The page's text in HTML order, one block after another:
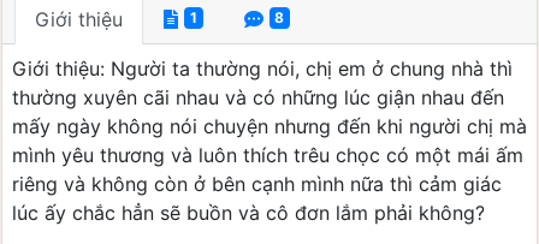
Giới thiệu 1 8
Giới thiệu: Người ta thường nói, chị em ở chung nhà thì
thường xuyên cãi nhau và có những lúc giận nhau đến
mấy ngày không nói chuyện nhưng đến khi người chị mà
mình yêu thương và luôn thích trêu chọc có một mái ấm
riêng và không còn ở bên cạnh mình nữa thì cảm giác
lúc ấy chắc hẳn sẽ buồn và cô đơn lắm phải không?